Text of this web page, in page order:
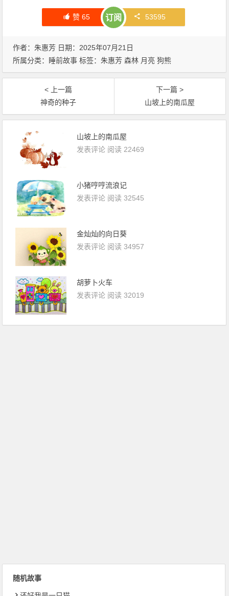
赞65 订阅 53595
作者：朱惠芳 日期：2025年07月21日
所属分类： 睡前故事 标签：朱惠芳 森林 月亮 狗熊
< 上一篇
神奇的种子
下一篇 >
山坡上的南瓜屋
山坡上的南瓜屋
发表评论 阅读 22469
小猪哼哼流浪记
发表评论 阅读 32545
金灿灿的向日葵
发表评论 阅读 34957
胡萝卜火车
发表评论 阅读 32019
随机故事